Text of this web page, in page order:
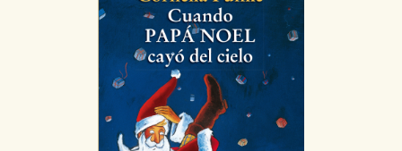
Cookies de rendimiento y analíticas
Estas cookies se utilizan para mejorar su experiencia de
navegación y optimizar el funcionamiento de nuestro
sitio web. Almacenan configuraciones de servicios para
que no tenga que reconfigurarlos cada vez que nos
visita. La información es agregada y, por lo tanto, es
Cookies de publicidad y redes sociales